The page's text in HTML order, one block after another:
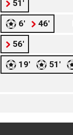
51'
6' 46'
56'
19' 51'